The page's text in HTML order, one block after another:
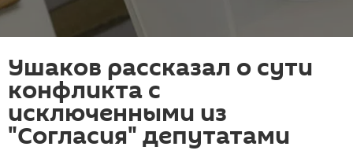
Ушаков рассказал о сути
конфликта с
исключенными из
"Согласия" депутатами